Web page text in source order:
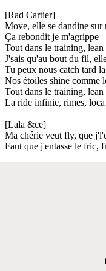
[Rad Cartier]
Move, elle se dandine sur
Ça rebondit je m'agrippe
Tout dans le training, lean
J'sais qu'au bout du fil,
Tu peux nous catch tard
Nos étoiles shine comme
Tout dans le training, lean
La ride infinie, rimes,
[Lala &ce]
Ma chérie veut fly, que
Faut que j'entasse le fric,